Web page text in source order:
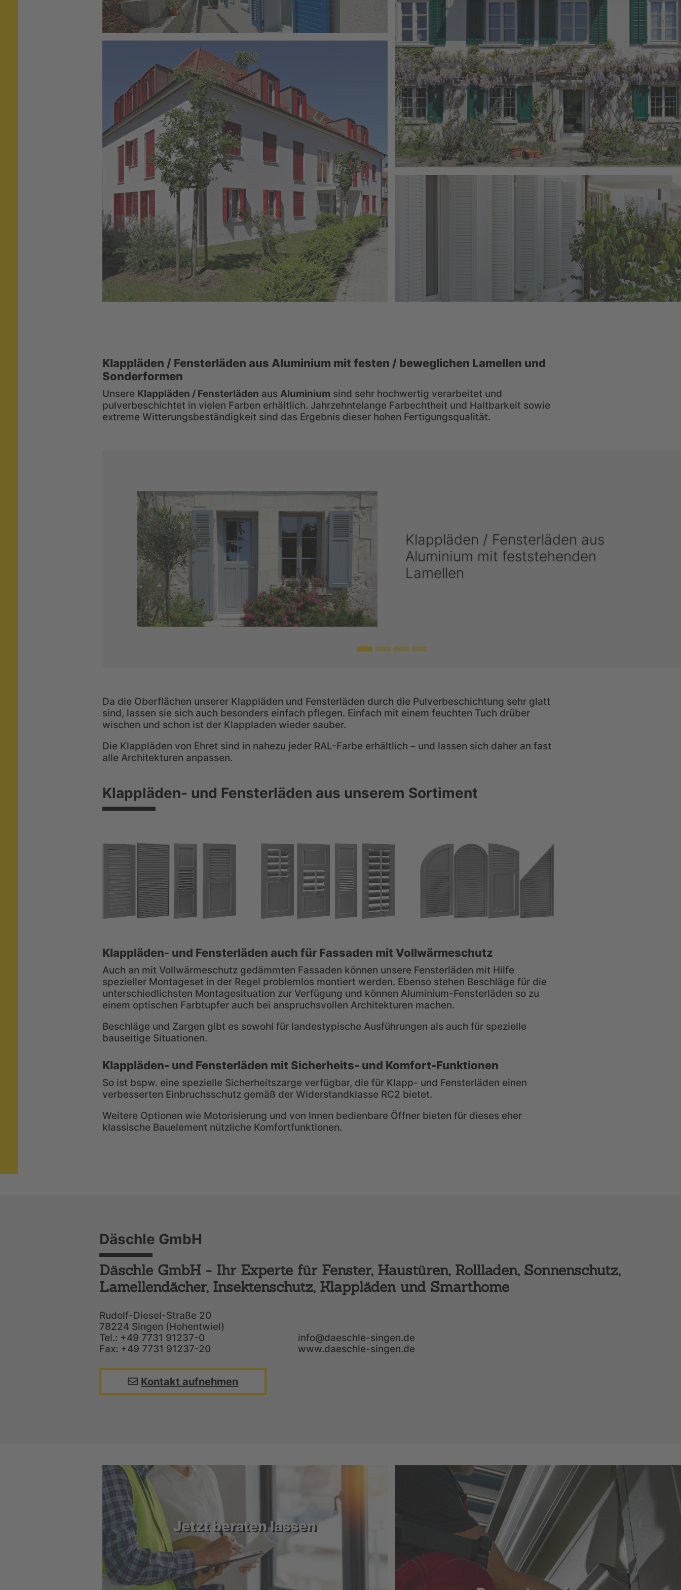
Klappläden / Fensterläden aus Aluminium mit festen / beweglichen Lamellen und
Sonderformen
Unsere Klappläden / Fensterläden aus Aluminium sind sehr hochwertig verarbeitet und
pulverbeschichtet in vielen Farben erhältlich. Jahrzehntelange Farbechtheit und Haltbarkeit sowie
extreme Witterungsbeständigkeit sind das Ergebnis dieser hohen Fertigungsqualität.
Klappläden / Fensterläden aus
Aluminium mit feststehenden
Lamellen
Da die Oberflächen unserer Klappläden und Fensterläden durch die Pulverbeschichtung sehr glatt
sind, lassen sie sich auch besonders einfach pflegen. Einfach mit einem feuchten Tuch drüber
wischen und schon ist der Klappladen wieder sauber.
Die Klappläden von Ehret sind in nahezu jeder RAL-Farbe erhältlich – und lassen sich daher an fast
alle Architekturen anpassen.
Klappläden- und Fensterläden aus unserem Sortiment
Klappläden- und Fensterläden auch für Fassaden mit Vollwärmeschutz
Auch an mit Vollwärmeschutz gedämmten Fassaden können unsere Fensterläden mit Hilfe
spezieller Montageset in der Regel problemlos montiert werden. Ebenso stehen Beschläge für die
unterschiedlichsten Montagesituation zur Verfügung und können Aluminium-Fensterläden so zu
einem optischen Farbtupfer auch bei anspruchsvollen Architekturen machen.
Beschläge und Zargen gibt es sowohl für landestypische Ausführungen als auch für spezielle
bauseitige Situationen.
Klappläden- und Fensterläden mit Sicherheits- und Komfort-Funktionen
So ist bspw. eine spezielle Sicherheitszarge verfügbar, die für Klapp- und Fensterläden einen
verbesserten Einbruchsschutz gemäß der Widerstandklasse RC2 bietet.
Weitere Optionen wie Motorisierung und von Innen bedienbare Öffner bieten für dieses eher
klassische Bauelement nützliche Komfortfunktionen.
Däschle GmbH
Däschle GmbH - Ihr Experte für Fenster, Haustüren, Rollladen, Sonnenschutz,
Lamellendächer, Insektenschutz, Klappläden und Smarthome
Rudolf-Diesel-Straße 20
78224 Singen (Hohentwiel)
Tel.: +49 7731 91237-0
Fax: +49 7731 91237-20
info@daeschle-singen.de
www.daeschle-singen.de
Kontakt aufnehmen
Jetzt beraten lassen